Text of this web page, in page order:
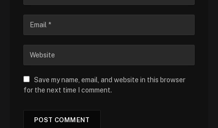
Save my name, email, and website in this browser
for the next time I comment.